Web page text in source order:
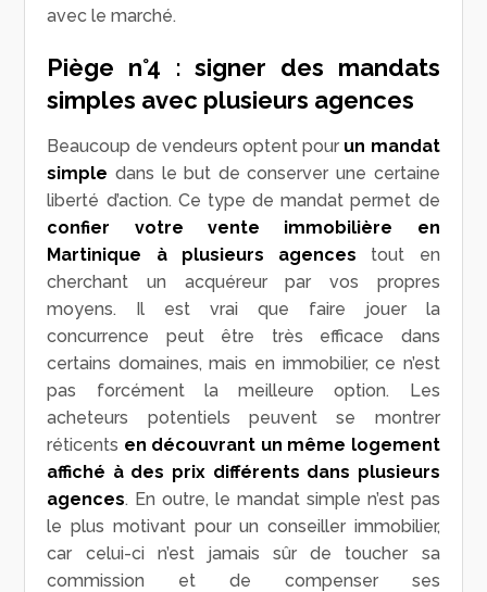
avec le marché.
Piège n°4 : signer des mandats
simples avec plusieurs agences
Beaucoup de vendeurs optent pour un mandat
simple dans le but de conserver une certaine
liberté d’action. Ce type de mandat permet de
confier votre vente immobilière en
Martinique à plusieurs agences tout en
cherchant un acquéreur par vos propres
moyens. Il est vrai que faire jouer la
concurrence peut être très efficace dans
certains domaines, mais en immobilier, ce n’est
pas forcément la meilleure option. Les
acheteurs potentiels peuvent se montrer
réticents en découvrant un même logement
affiché à des prix différents dans plusieurs
agences. En outre, le mandat simple n’est pas
le plus motivant pour un conseiller immobilier,
car celui-ci n’est jamais sûr de toucher sa
commission et de compenser ses